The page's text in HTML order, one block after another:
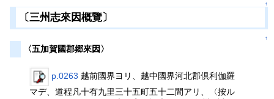
↑
〔三州志來因概覽〕
↑
〈五加賀國郡郷來因〉
p.0263 越前國界ヨリ、越中國界河北郡倶利伽羅
マデ、道程凡十有九里三十五町五十二間アリ、〈按ル